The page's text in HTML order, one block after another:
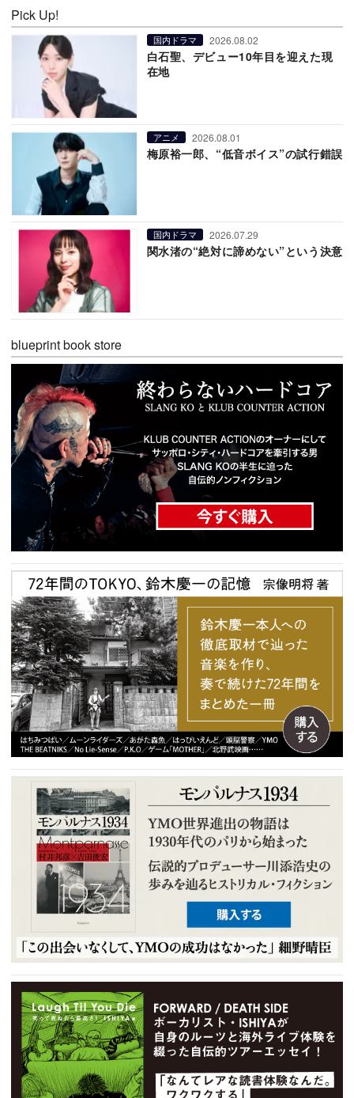
Pick Up!
国内ドラマ 2026.08.02
白石聖、デビュー10年目を迎えた現
在地
アニメ 2026.08.01
梅原裕一郎、“低音ボイス”の試行錯誤
国内ドラマ 2026.07.29
関水渚の“絶対に諦めない”という決意
blueprint book store